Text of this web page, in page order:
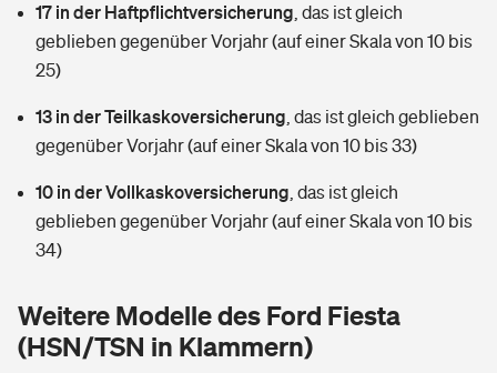
Wer versichert was: Jetzt Versicherer finden
Sie haben Fragen?
Mietkautionsversicherung
Restkreditversicherung
Tools
Hochwasser-Check: Wie gefährdet ist Ihr Haus?
Kinderinvalidität
Hundehalter-Haftpflicht
Handyversicherung
Private Cyberversicherung
Tierkrankenversicherung
Zur Übersicht
Tools
Wer versichert was: Jetzt Versicherer finden
Rentenrechner: Wie viel Geld bekomme ich im Alter?
17 in der Haftpflichtversicherung das ist gleich
geblieben gegenüber Vorjahr (auf einer Skala von 10 bis
25)
13 in der Teilkaskoversicherung das ist gleich geblieben
gegenüber Vorjahr (auf einer Skala von 10 bis 33)
10 in der Vollkaskoversicherung das ist gleich
geblieben gegenüber Vorjahr (auf einer Skala von 10 bis
34)
Weitere Modelle des Ford Fiesta
(HSN/TSN in Klammern)